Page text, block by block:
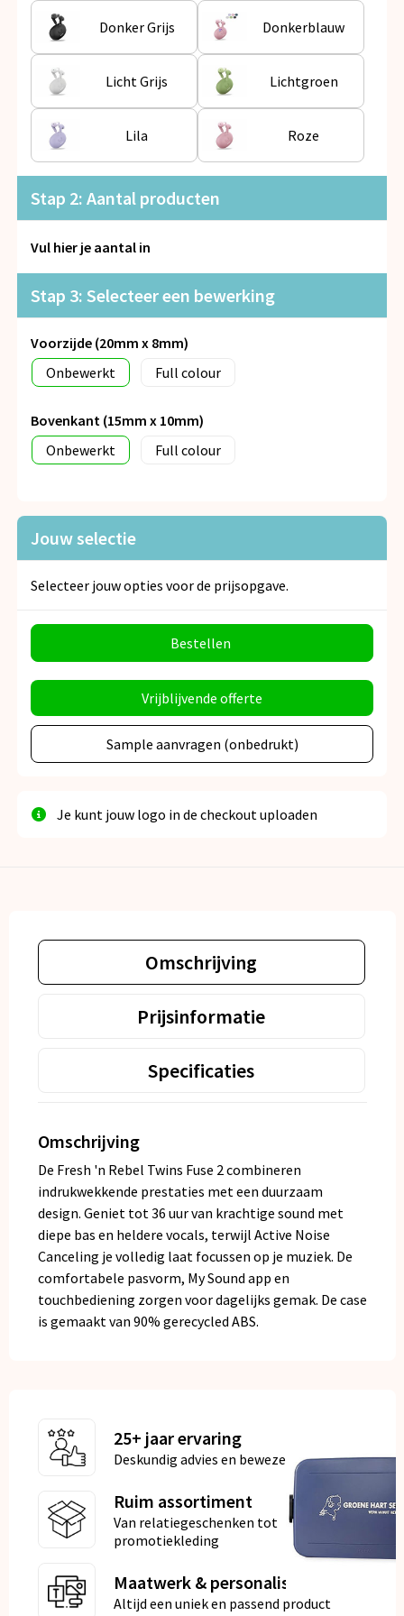
Snoepgoed
Spellen voor binnen en buiten
Veiligheid, Auto en Fiets
Vrije tijd en Strand
Donker Grijs Donkerblauw
Licht Grijs Lichtgroen
Lila Roze
Stap 2: Aantal producten
Vul hier je aantal in
Stap 3: Selecteer een bewerking
Voorzijde (20mm x 8mm)
Onbewerkt
Full colour
Bovenkant (15mm x 10mm)
Onbewerkt
Full colour
Jouw selectie
Selecteer jouw opties voor de prijsopgave.
Bestellen
Vrijblijvende offerte
Sample aanvragen (onbedrukt)
Je kunt jouw logo in de checkout uploaden
Omschrijving
Prijsinformatie
Specificaties
Omschrijving
De Fresh 'n Rebel Twins Fuse 2 combineren
indrukwekkende prestaties met een duurzaam
design. Geniet tot 36 uur van krachtige sound met
diepe bas en heldere vocals, terwijl Active Noise
Canceling je volledig laat focussen op je muziek. De
comfortabele pasvorm, My Sound app en
touchbediening zorgen voor dagelijks gemak. De case
is gemaakt van 90% gerecycled ABS.
25+ jaar ervaring
Deskundig advies en bewezen kwaliteit
Ruim assortiment
Van relatiegeschenken tot
promotiekleding
Maatwerk & personalisatie
Altijd een uniek en passend product